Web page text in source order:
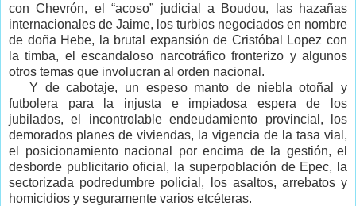
con Chevrón, el “acoso” judicial a Boudou, las hazañas
internacionales de Jaime, los turbios negociados en nombre
de doña Hebe, la brutal expansión de Cristóbal Lopez con
la timba, el escandaloso narcotráfico fronterizo y algunos
otros temas que involucran al orden nacional.
Y de cabotaje, un espeso manto de niebla otoñal y
futbolera para la injusta e impiadosa espera de los
jubilados, el incontrolable endeudamiento provincial, los
demorados planes de viviendas, la vigencia de la tasa vial,
el posicionamiento nacional por encima de la gestión, el
desborde publicitario oficial, la superpoblación de Epec, la
sectorizada podredumbre policial, los asaltos, arrebatos y
homicidios y seguramente varios etcéteras.